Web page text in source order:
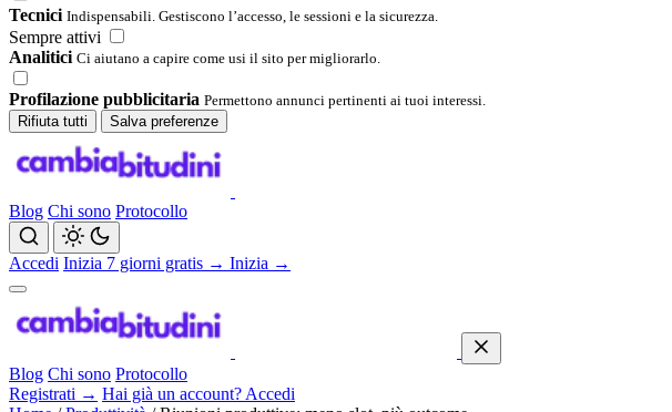
Tecnici Indispensabili. Gestiscono l’accesso, le sessioni e la sicurezza.
Sempre attivi
Analitici Ci aiutano a capire come usi il sito per migliorarlo.
Profilazione pubblicitaria Permettono annunci pertinenti ai tuoi interessi.
Rifiuta tutti
Salva preferenze
Blog Chi sono Protocollo
Accedi Inizia 7 giorni gratis → Inizia →
Blog Chi sono Protocollo
Registrati → Hai già un account? Accedi